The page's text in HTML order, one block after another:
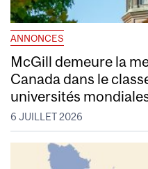
ANNONCES
McGill demeure la
Canada dans le
universités
6 JUILLET 2026